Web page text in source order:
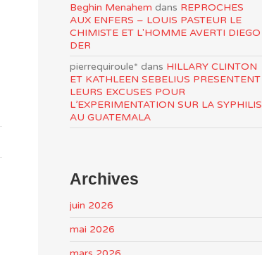
Beghin Menahem dans REPROCHES
AUX ENFERS – LOUIS PASTEUR LE
CHIMISTE ET L'HOMME AVERTI DIEGO
DER
pierrequiroule* dans HILLARY CLINTON
ET KATHLEEN SEBELIUS PRESENTENT
LEURS EXCUSES POUR
L’EXPERIMENTATION SUR LA SYPHILIS
AU GUATEMALA
Archives
juin 2026
mai 2026